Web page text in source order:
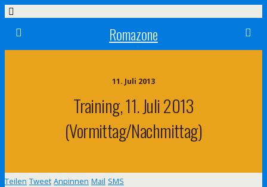
Romazone
11. Juli 2013
Training, 11. Juli 2013
(Vormittag/Nachmittag)
Teilen Tweet Anpinnen Mail SMS